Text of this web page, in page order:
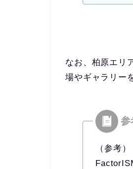
なお、柏原エリ
場やギャラリー
（参考）